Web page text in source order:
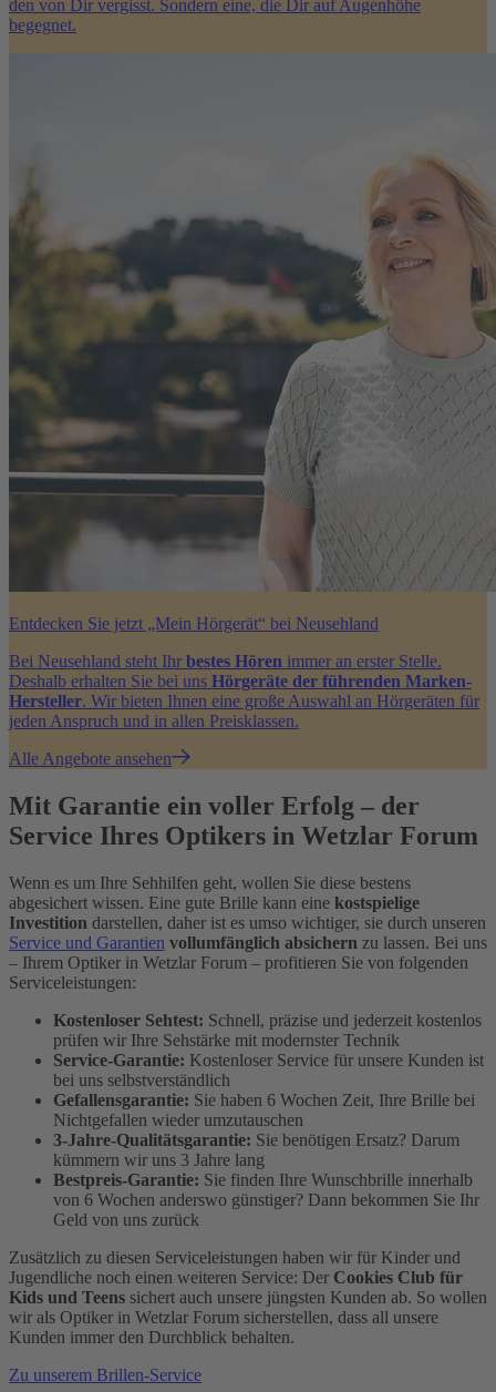
den von Dir vergisst. Sondern eine, die Dir auf Augenhöhe
begegnet.
Entdecken Sie jetzt „Mein Hörgerät“ bei Neusehland
Bei Neusehland steht Ihr bestes Hören immer an erster Stelle.
Deshalb erhalten Sie bei uns Hörgeräte der führenden Marken-
Hersteller. Wir bieten Ihnen eine große Auswahl an Hörgeräten für
jeden Anspruch und in allen Preisklassen.
Alle Angebote ansehen
Mit Garantie ein voller Erfolg – der
Service Ihres Optikers in Wetzlar Forum
Wenn es um Ihre Sehhilfen geht, wollen Sie diese bestens
abgesichert wissen. Eine gute Brille kann eine kostspielige
Investition darstellen, daher ist es umso wichtiger, sie durch unseren
Service und Garantien vollumfänglich absichern zu lassen. Bei uns
– Ihrem Optiker in Wetzlar Forum – profitieren Sie von folgenden
Serviceleistungen:
Kostenloser Sehtest: Schnell, präzise und jederzeit kostenlos
prüfen wir Ihre Sehstärke mit modernster Technik
Service-Garantie: Kostenloser Service für unsere Kunden ist
bei uns selbstverständlich
Gefallensgarantie: Sie haben 6 Wochen Zeit, Ihre Brille bei
Nichtgefallen wieder umzutauschen
3-Jahre-Qualitätsgarantie: Sie benötigen Ersatz? Darum
kümmern wir uns 3 Jahre lang
Bestpreis-Garantie: Sie finden Ihre Wunschbrille innerhalb
von 6 Wochen anderswo günstiger? Dann bekommen Sie Ihr
Geld von uns zurück
Zusätzlich zu diesen Serviceleistungen haben wir für Kinder und
Jugendliche noch einen weiteren Service: Der Cookies Club für
Kids und Teens sichert auch unsere jüngsten Kunden ab. So wollen
wir als Optiker in Wetzlar Forum sicherstellen, dass all unsere
Kunden immer den Durchblick behalten.
Zu unserem Brillen-Service